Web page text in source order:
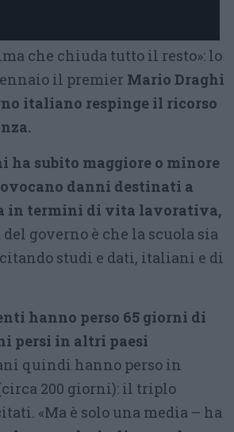
che chiuda tutto il resto»: lo
il premier Mario Draghi
italiano respinge il ricorso
ha subito maggiore o minore
danni destinati a
in termini di vita lavorativa,
governo è che la scuola sia
studi e dati, italiani e di
hanno perso 65 giorni di
persi in altri paesi
quindi hanno perso in
200 giorni): il triplo
«Ma è solo una media – ha